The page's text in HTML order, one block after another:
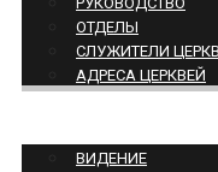
ОТДЕЛЫ
СЛУЖИТЕЛИ
АДРЕСА ЦЕРКВЕЙ
ВИДЕНИЕ